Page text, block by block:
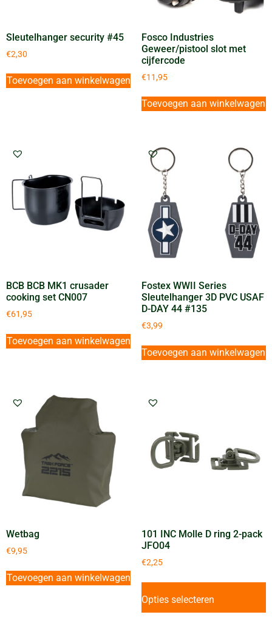
Sleutelhanger security #45
€2,30
Toevoegen aan winkelwagen
Fosco Industries
Geweer/pistool slot met
cijfercode
€11,95
Toevoegen aan winkelwagen
BCB BCB MK1 crusader
cooking set CN007
€61,95
Toevoegen aan winkelwagen
Fostex WWII Series
Sleutelhanger 3D PVC USAF
D-DAY 44 #135
€3,99
Toevoegen aan winkelwagen
Wetbag
€9,95
Toevoegen aan winkelwagen
101 INC Molle D ring 2-pack
JFO04
€2,25
Opties selecteren